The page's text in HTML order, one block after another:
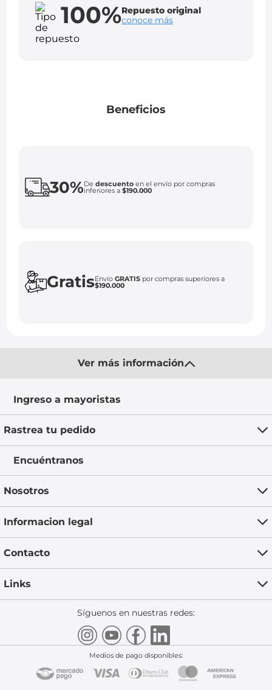
100%Repuesto original
conoce más
Beneficios
30%Dedescuento en el envío por compras
inferiores a$190.000
GratisEnvíoGRATIS por compras superiores a
$190.000
Ver más información
Ingreso a mayoristas
Rastrea tu pedido
Encuéntranos
Nosotros
Informacion legal
Contacto
Links
Síguenos en nuestras redes:
Medios de pago disponibles: